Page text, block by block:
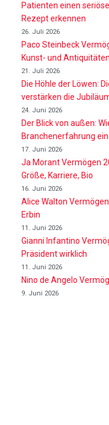
Patienten einen
Rezept erkennen
26. Juli 2026
Paco Steinbeck
Kunst- und
21. Juli 2026
Die Höhle der Löwen:
verstärken die
24. Juni 2026
Der Blick von außen:
Branchenerfahrung
17. Juni 2026
Ja Morant Vermögen
Größe, Karriere, Bio
16. Juni 2026
Alice Walton
Erbin
11. Juni 2026
Gianni Infantino
Präsident wirklich
11. Juni 2026
Nino de Angelo
9. Juni 2026